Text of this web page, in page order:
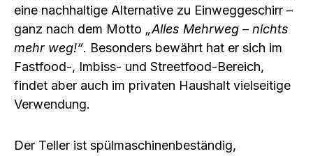
eine nachhaltige Alternative zu Einweggeschirr –
ganz nach dem Motto „Alles Mehrweg – nichts
mehr weg!“. Besonders bewährt hat er sich im
Fastfood-, Imbiss- und Streetfood-Bereich,
findet aber auch im privaten Haushalt vielseitige
Verwendung.
Der Teller ist spülmaschinenbeständig,